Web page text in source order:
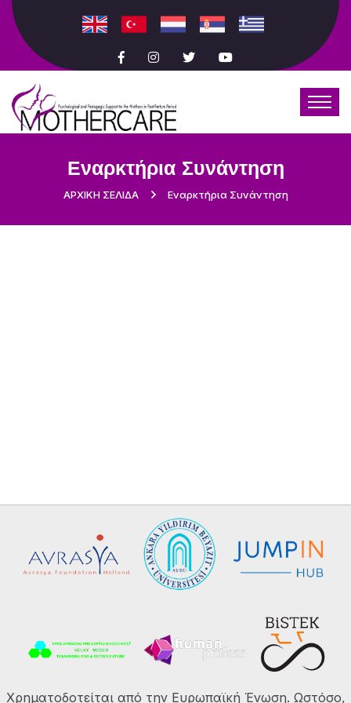
Εναρκτήρια Συνάντηση
ΑΡΧΙΚΗ ΣΕΛΙΔΑ Εναρκτήρια Συνάντηση
Χρηματοδοτείται από την Ευρωπαϊκή Ένωση. Ωστόσο,